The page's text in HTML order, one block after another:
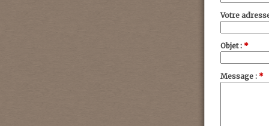
Votre
Objet : *
Message : *